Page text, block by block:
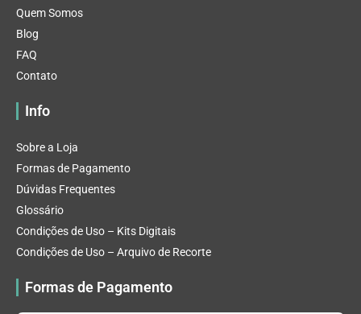
Quem Somos
Blog
FAQ
Contato
Info
Sobre a Loja
Formas de Pagamento
Dúvidas Frequentes
Glossário
Condições de Uso – Kits Digitais
Condições de Uso – Arquivo de Recorte
Formas de Pagamento